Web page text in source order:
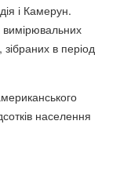
і Камерун.
вимірювальних
зібраних в період
населення